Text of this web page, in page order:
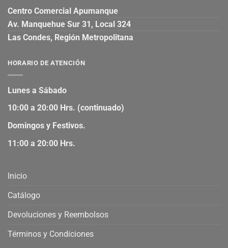
Centro Comercial Apumanque
Av. Manquehue Sur 31, Local 324
Las Condes, Región Metropolitana
HORARIO DE ATENCIÓN
Lunes a Sábado
10:00 a 20:00 Hrs. (continuado)
Domingos y Festivos.
11:00 a 20:00 Hrs.
Inicio
Catálogo
Devoluciones y Reembolsos
Términos y Condiciones